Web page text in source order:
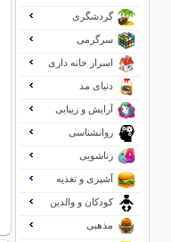
گردشگری
سرگرمی
اسرار خانه داری
دنیای مد
آرایش و زیبایی
روانشناسی
زناشویی
آشپزی و تغذیه
کودکان و والدین
مذهبی